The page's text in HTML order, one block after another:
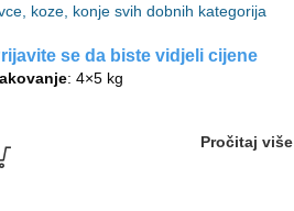
koze, konje svih dobnih kategorija
se da biste vidjeli cijene
: 4×5 kg
Pročitaj više